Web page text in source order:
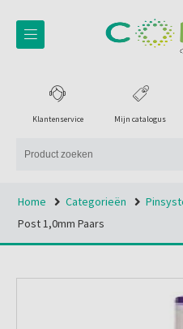
Mijn catalogus
Klantenservice
Home Categorieën
Post 1,0mm Paars